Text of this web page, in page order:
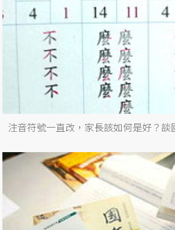
注音符號一直改，家長該如何是好？